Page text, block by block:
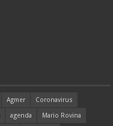
Agmer
Coronavirus
agenda
Mario Rovina